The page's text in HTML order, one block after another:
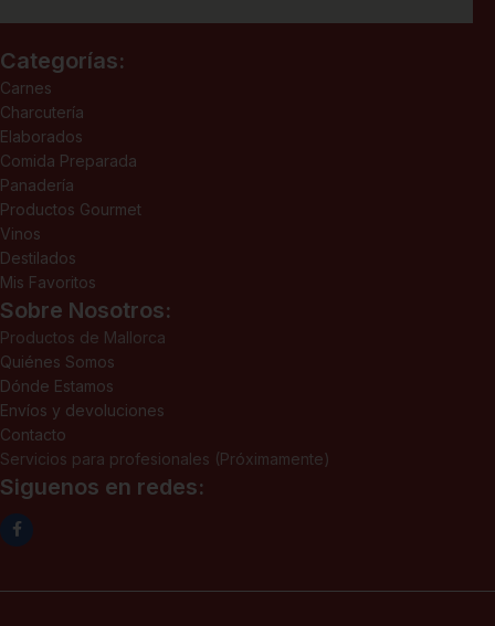
Categorías:
Carnes
Charcutería
Elaborados
Comida Preparada
Panadería
Productos Gourmet
Vinos
Destilados
Mis Favoritos
Sobre Nosotros:
Productos de Mallorca
Quiénes Somos
Dónde Estamos
Envíos y devoluciones
Contacto
Servicios para profesionales (Próximamente)
Siguenos en redes: